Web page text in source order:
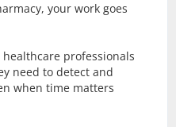
your work goes
professionals
need to detect and
when time matters